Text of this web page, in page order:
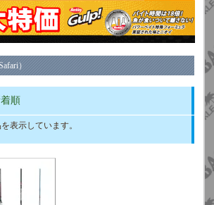
）
着順
表示しています。